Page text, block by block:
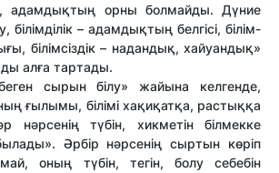
адамдықтың орны болмайды. Дүние
– адамдықтың белгісі, білім-
білімсіздік – надан­дық, хайуандық»
алға тартады.
сырын білу» жайына келгенде,
ғылымы, білімі хақиқатқа, растыққа
нәрсенің түбін, хикметін білмекке
Әрбір нәрсенің сыртын көріп
оның түбін, тегін, болу себебін